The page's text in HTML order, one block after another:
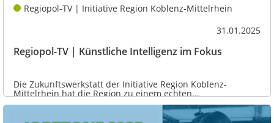
Regiopol-TV | Initiative Region Koblenz-Mittelrhein
31.01.2025
Regiopol-TV | Künstliche Intelligenz im Fokus
Die Zukunftswerkstatt der Initiative Region Koblenz-
Mittelrhein hat die Region zu einem echten...